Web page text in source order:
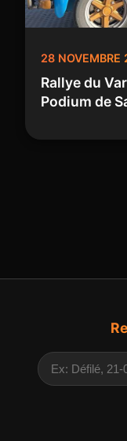
28 NOVEMBRE
Rallye du
Podium de